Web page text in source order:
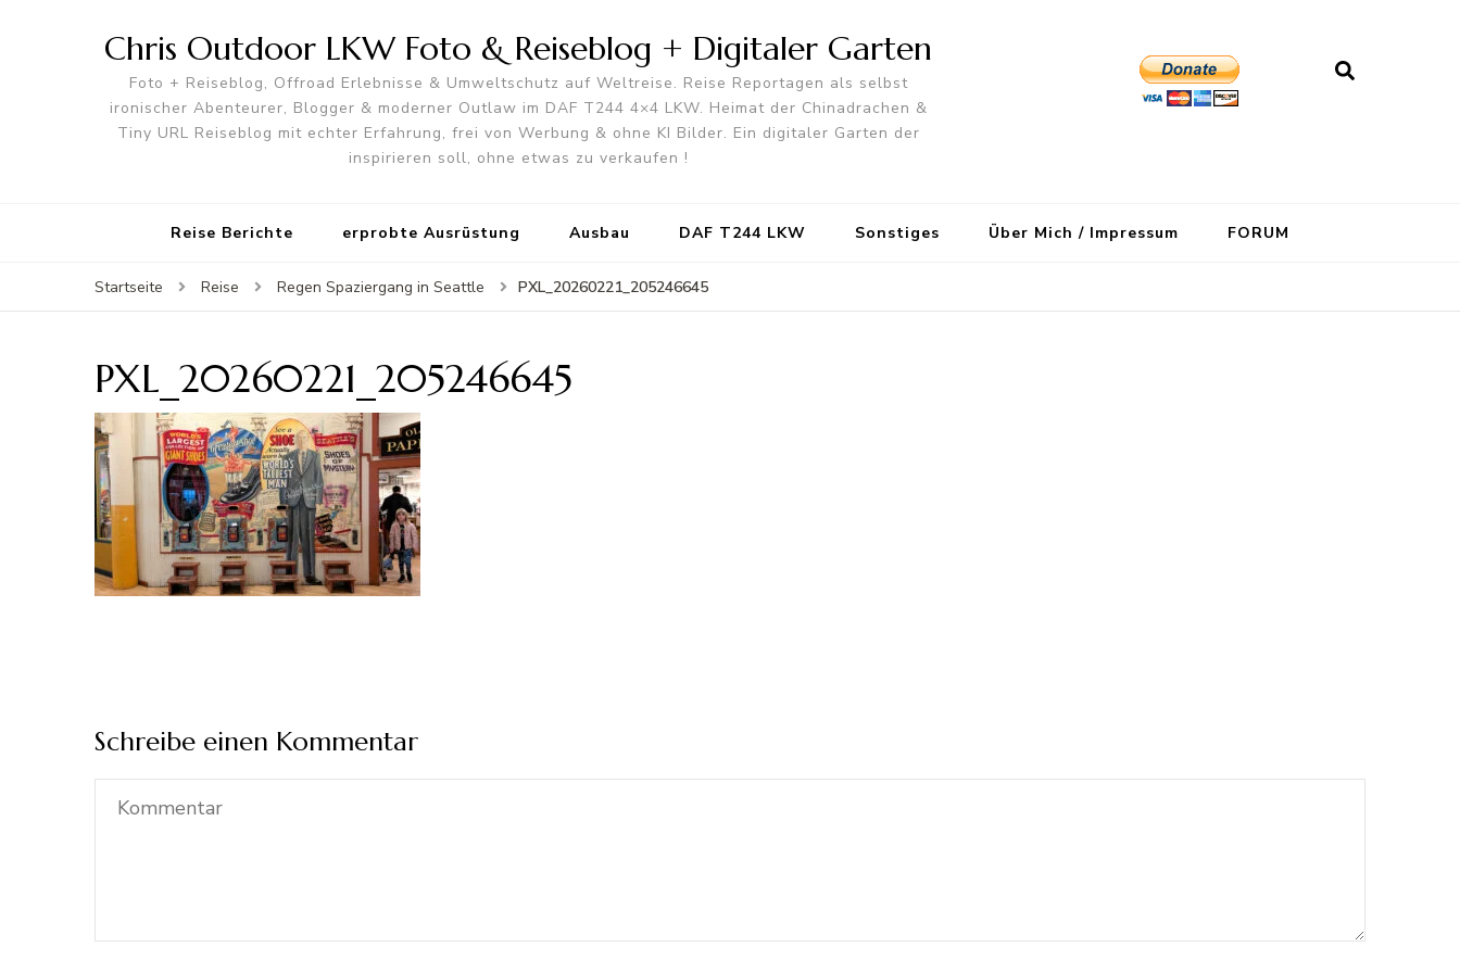
Chris Outdoor LKW Foto & Reiseblog + Digitaler Garten
Foto + Reiseblog, Offroad Erlebnisse & Umweltschutz auf Weltreise. Reise Reportagen als selbst
ironischer Abenteurer, Blogger & moderner Outlaw im DAF T244 4×4 LKW. Heimat der Chinadrachen &
Tiny URL Reiseblog mit echter Erfahrung, frei von Werbung & ohne KI Bilder. Ein digitaler Garten der
inspirieren soll, ohne etwas zu verkaufen !
Reise Berichte erprobte Ausrüstung Ausbau DAF T244 LKW Sonstiges Über Mich / Impressum FORUM
Startseite Reise Regen Spaziergang in Seattle PXL_20260221_205246645
PXL_20260221_205246645
Schreibe einen Kommentar